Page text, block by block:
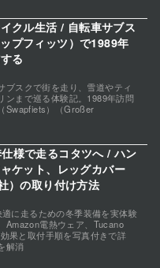
クル生活 / 自転車サブス
プフィッツ）で1989年
る
ブスクで街を走り、雪道やティ
ンまで巡る体験記。1989年訪問
Swapfiets）（Großer
様で走るコタツへ / ハン
ケット、レッグカバー
）の取り付け方法
に走るための冬季装備を実体験
Amazon電熱ウェア、Tucano
果と取付手順を写真付きで詳
解消